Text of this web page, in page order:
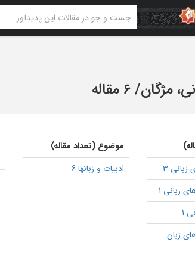
مژگان/6 مقاله
3
زبانی 1
1
زبان
موضوع (تعداد مقاله)
ادبیات و زبانها 6